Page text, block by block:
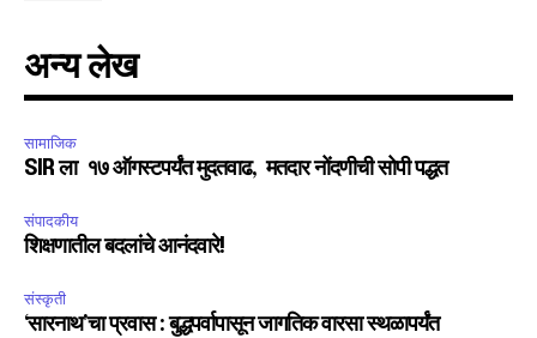
अन्य लेख
सामाजिक
SIR ला १७ ऑगस्टपर्यंत मुदतवाढ, मतदार नोंदणीची सोपी पद्धत
संपादकीय
शिक्षणातील बदलांचे आनंदवारे!
संस्कृती
‘सारनाथ’चा प्रवास : बुद्धपर्वापासून जागतिक वारसा स्थळापर्यंत